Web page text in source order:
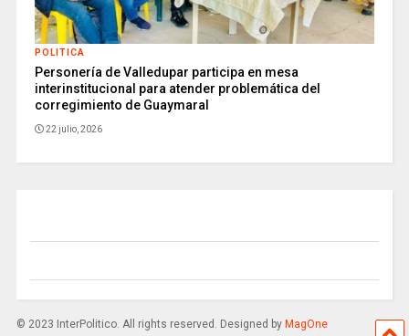
POLITICA
Personería de Valledupar participa en mesa
interinstitucional para atender problemática del
corregimiento de Guaymaral
22 julio, 2026
© 2023 InterPolitico. All rights reserved. Designed by MagOne